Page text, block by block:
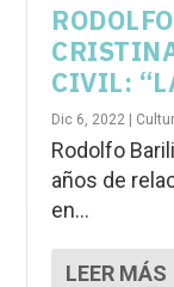
CIVIL:
Dic 6, 2022 |
Rodolfo
años de
en...
LEER MÁS